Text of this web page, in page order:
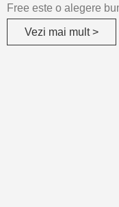
Free este o alegere
Vezi mai mult >